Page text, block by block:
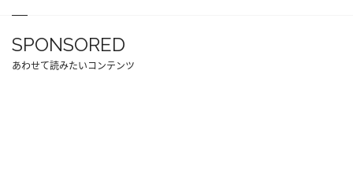
SPONSORED
あわせて読みたいコンテンツ